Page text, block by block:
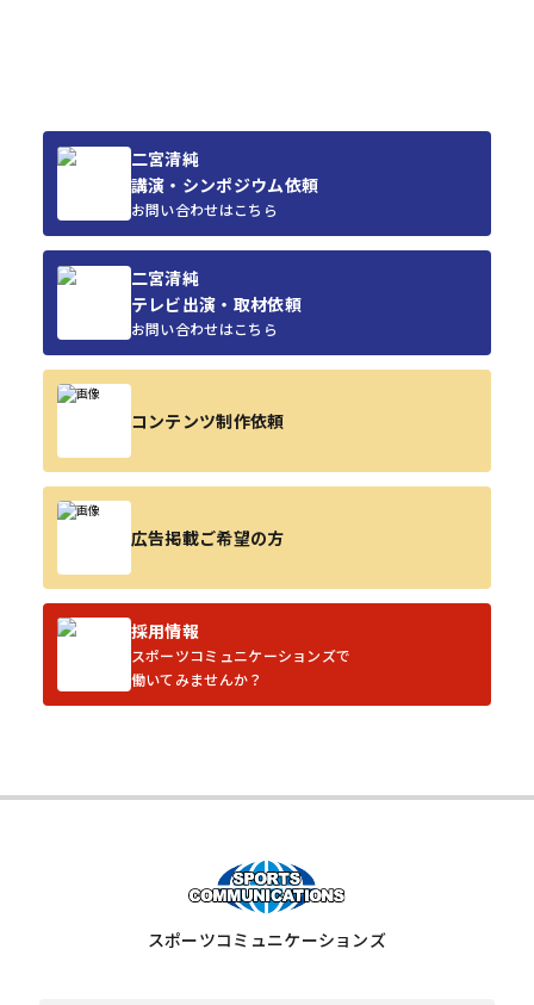
二宮清純
講演・シンポジウム依頼
お問い合わせはこちら
二宮清純
テレビ出演・取材依頼
お問い合わせはこちら
コンテンツ制作依頼
広告掲載ご希望の方
採用情報
スポーツコミュニケーションズで
働いてみませんか？
スポーツコミュニケーションズ